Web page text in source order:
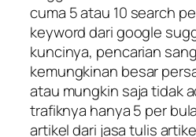
cuma 5 atau 10 search
keyword dari google
kuncinya, pencarian
kemungkinan besar
atau mungkin saja tidak
trafiknya hanya 5 per
artikel dari jasa tulis